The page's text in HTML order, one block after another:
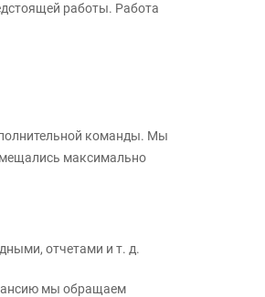
работы. Работа
команды. Мы
максимально
отчетами и т. д.
мы обращаем